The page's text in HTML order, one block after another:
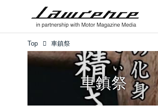
Top 車鎮祭
車鎮祭